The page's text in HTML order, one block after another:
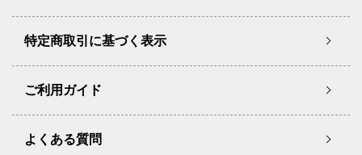
特定商取引に基づく表示
ご利用ガイド
よくある質問